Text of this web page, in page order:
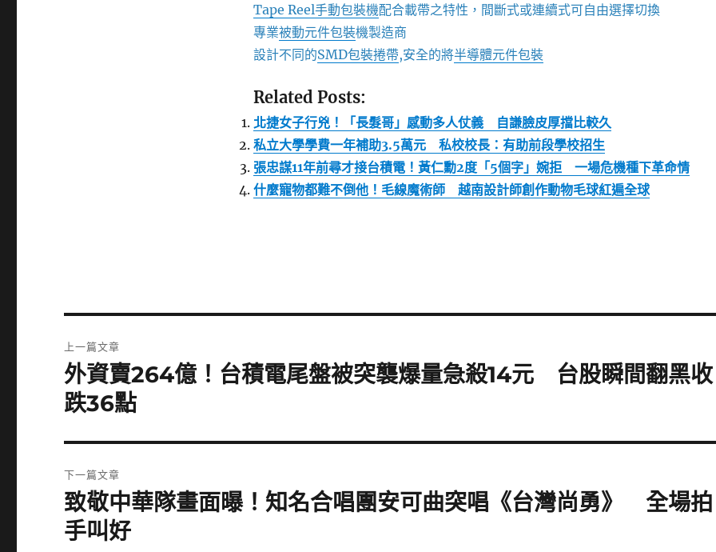
Tape Reel手動包裝機配合載帶之特性，間斷式或連續式可自由選擇切換
專業被動元件包裝機製造商
設計不同的SMD包裝捲帶,安全的將半導體元件包裝
Related Posts:
北捷女子行兇！「長髮哥」感動多人仗義 自謙臉皮厚擋比較久
私立大學學費一年補助3.5萬元 私校校長：有助前段學校招生
張忠謀11年前尋才接台積電！黃仁勳2度「5個字」婉拒 一場危機種下革命情
什麼寵物都難不倒他！毛線魔術師 越南設計師創作動物毛球紅遍全球
章
導
上一篇文章
上
一
篇
文
外資賣264億！台積電尾盤被突襲爆量急殺14元 台股瞬間翻黑收
跌36點
下一篇文章
下
一
篇
致敬中華隊畫面曝！知名合唱團安可曲突唱《台灣尚勇》 全場拍
手叫好